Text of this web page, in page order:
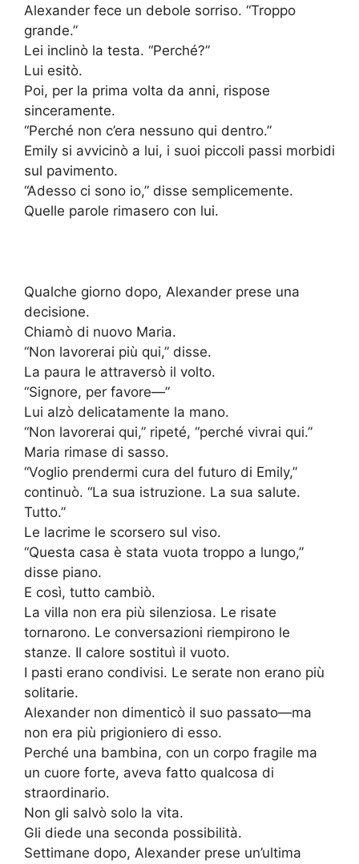
Alexander fece un debole sorriso. “Troppo
grande.”
Lei inclinò la testa. “Perché?”
Lui esitò.
Poi, per la prima volta da anni, rispose
sinceramente.
“Perché non c’era nessuno qui dentro.”
Emily si avvicinò a lui, i suoi piccoli passi morbidi
sul pavimento.
“Adesso ci sono io,” disse semplicemente.
Quelle parole rimasero con lui.
Qualche giorno dopo, Alexander prese una
decisione.
Chiamò di nuovo Maria.
“Non lavorerai più qui,” disse.
La paura le attraversò il volto.
“Signore, per favore—”
Lui alzò delicatamente la mano.
“Non lavorerai qui,” ripeté, “perché vivrai qui.”
Maria rimase di sasso.
“Voglio prendermi cura del futuro di Emily,”
continuò. “La sua istruzione. La sua salute.
Tutto.”
Le lacrime le scorsero sul viso.
“Questa casa è stata vuota troppo a lungo,”
disse piano.
E così, tutto cambiò.
La villa non era più silenziosa. Le risate
tornarono. Le conversazioni riempirono le
stanze. Il calore sostituì il vuoto.
I pasti erano condivisi. Le serate non erano più
solitarie.
Alexander non dimenticò il suo passato—ma
non era più prigioniero di esso.
Perché una bambina, con un corpo fragile ma
un cuore forte, aveva fatto qualcosa di
straordinario.
Non gli salvò solo la vita.
Gli diede una seconda possibilità.
Settimane dopo, Alexander prese un’ultima